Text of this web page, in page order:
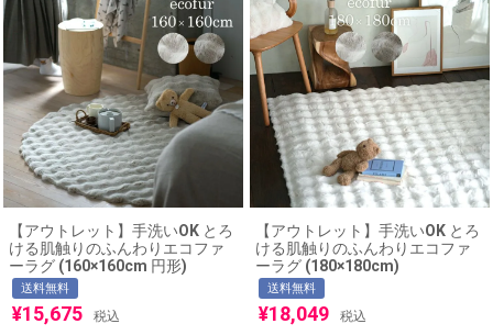
【アウトレット】手洗いOK とろ
ける肌触りのふんわりエコファ
ーラグ (160×160cm 円形)
送料無料
¥15,675 税込
【アウトレット】手洗いOK とろ
ける肌触りのふんわりエコファ
ーラグ (180×180cm)
送料無料
¥18,049 税込